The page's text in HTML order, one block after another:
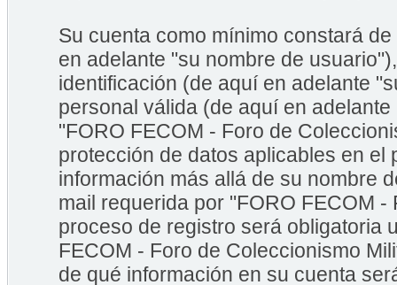
Su cuenta como mínimo constará
en adelante "su nombre de
identificación (de aquí en adelante
personal válida (de aquí en
"FORO FECOM - Foro de
protección de datos aplicables en
información más allá de su nombre
mail requerida por "FORO FECOM
proceso de registro será obligatoria
FECOM - Foro de Coleccionismo
de qué información en su cuenta